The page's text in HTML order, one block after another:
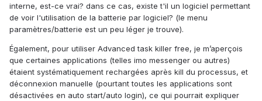
interne, est-ce vrai? dans ce cas, existe t'il un logiciel permettant
de voir l'utilisation de la batterie par logiciel? (le menu
paramètres/batterie est un peu léger je trouve).
Également, pour utiliser Advanced task killer free, je m’aperçois
que certaines applications (telles imo messenger ou autres)
étaient systématiquement rechargées après kill du processus, et
déconnexion manuelle (pourtant toutes les applications sont
désactivées en auto start/auto login), ce qui pourrait expliquer